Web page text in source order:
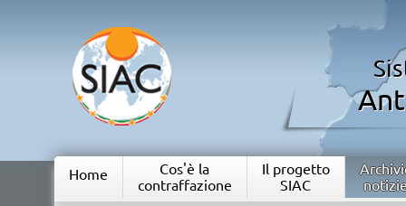
Home
Cos'è la
contraffazione
Il progetto
SIAC